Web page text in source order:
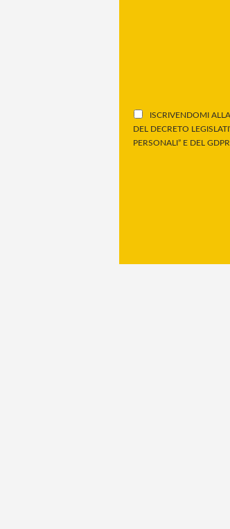
ISCRIVENDOMI
DEL DECRETO
PERSONALI” E DEL